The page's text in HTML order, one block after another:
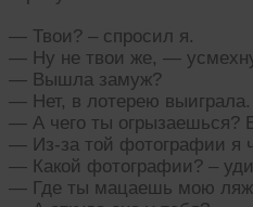
— Твои? – спросил я.
— Ну не твои же, —
— Вышла замуж?
— Нет, в лотерею выиграла.
— А чего ты огрызаешься?
— Из-за той фотографии я
— Какой фотографии? –
— Где ты мацаешь мою